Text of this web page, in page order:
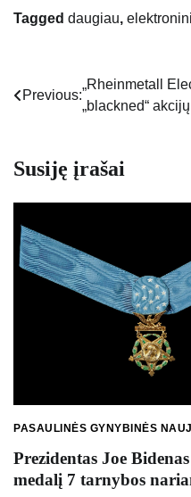
Tagged daugiau,
Navigacija
Previous:
„Rheinmetall
„blackned“ akcijų
Susiję įrašai
PASAULINĖS GYNYBINĖS
Prezidentas Joe
medalį 7 tarnybos